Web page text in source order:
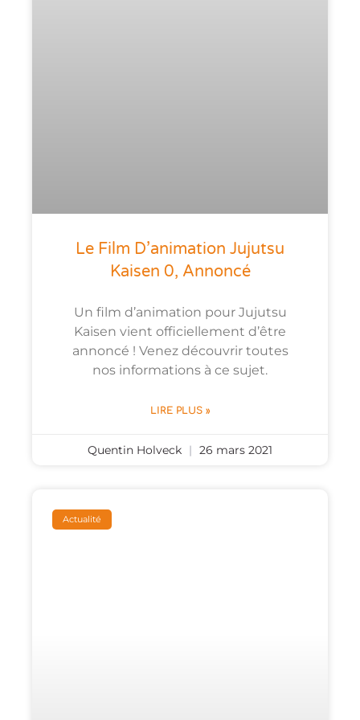
Le Film D’animation Jujutsu
Kaisen 0, Annoncé
Un film d’animation pour Jujutsu
Kaisen vient officiellement d’être
annoncé ! Venez découvrir toutes
nos informations à ce sujet.
LIRE PLUS »
Quentin Holveck 26 mars 2021
Actualité